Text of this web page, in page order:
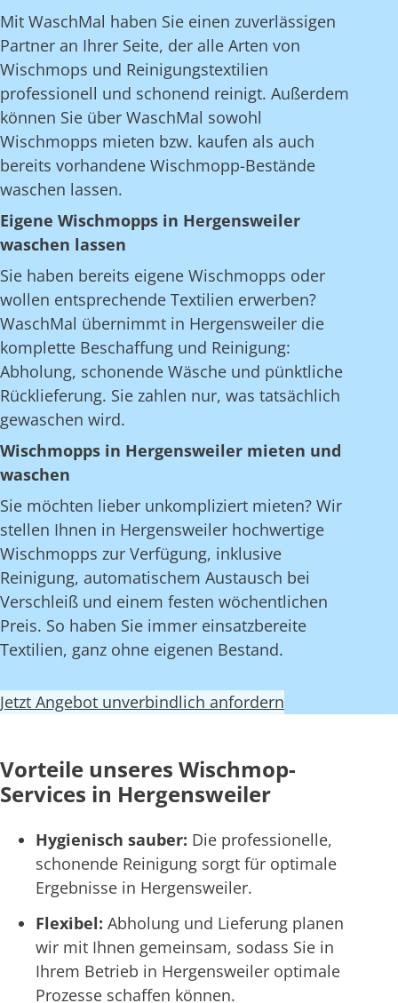
Mit WaschMal haben Sie einen zuverlässigen
Partner an Ihrer Seite, der alle Arten von
Wischmops und Reinigungstextilien
professionell und schonend reinigt. Außerdem
können Sie über WaschMal sowohl
Wischmopps mieten bzw. kaufen als auch
bereits vorhandene Wischmopp-Bestände
waschen lassen.
Eigene Wischmopps in Hergensweiler
waschen lassen
Sie haben bereits eigene Wischmopps oder
wollen entsprechende Textilien erwerben?
WaschMal übernimmt in Hergensweiler die
komplette Beschaffung und Reinigung:
Abholung, schonende Wäsche und pünktliche
Rücklieferung. Sie zahlen nur, was tatsächlich
gewaschen wird.
Wischmopps in Hergensweiler mieten und
waschen
Sie möchten lieber unkompliziert mieten? Wir
stellen Ihnen in Hergensweiler hochwertige
Wischmopps zur Verfügung, inklusive
Reinigung, automatischem Austausch bei
Verschleiß und einem festen wöchentlichen
Preis. So haben Sie immer einsatzbereite
Textilien, ganz ohne eigenen Bestand.
Jetzt Angebot unverbindlich anfordern
Vorteile unseres Wischmop-
Services in Hergensweiler
Hygienisch sauber: Die professionelle,
schonende Reinigung sorgt für optimale
Ergebnisse in Hergensweiler.
Flexibel: Abholung und Lieferung planen
wir mit Ihnen gemeinsam, sodass Sie in
Ihrem Betrieb in Hergensweiler optimale
Prozesse schaffen können.